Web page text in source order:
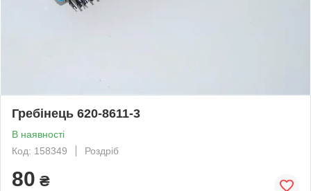
Гребінець 620-8611-3
В наявності
Код: 158349
Роздріб
80 ₴